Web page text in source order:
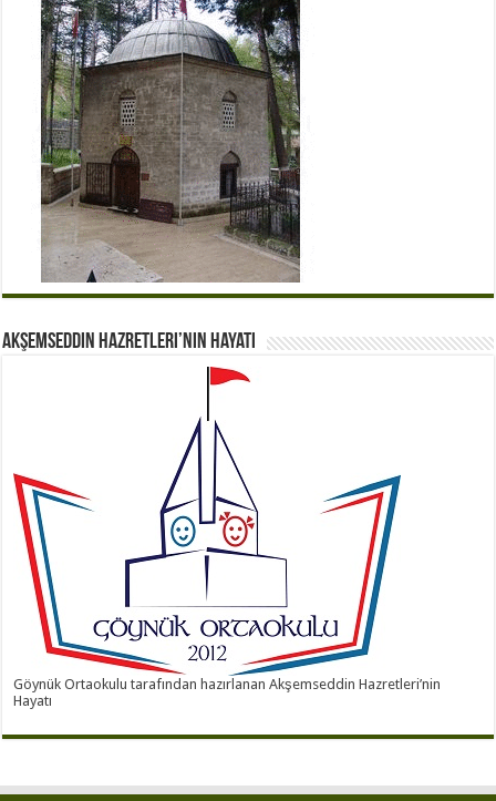
Akşemseddin Hazretleri’nin Hayatı
Göynük Ortaokulu tarafından hazırlanan Akşemseddin Hazretleri’nin
Hayatı